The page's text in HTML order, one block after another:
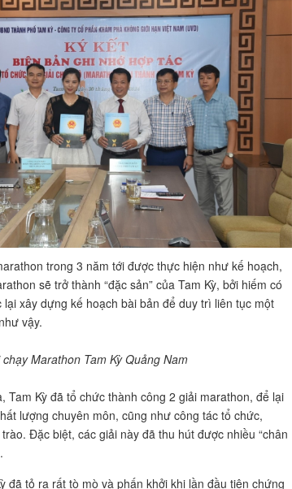
trong 3 năm tới được thực hiện như kế hoạch,
sẽ trở thành “đặc sản” của Tam Kỳ, bởi hiếm có
xây dựng kế hoạch bài bản để duy trì liên tục một
vậy.
Marathon Tam Kỳ Quảng Nam
Tam Kỳ đã tổ chức thành công 2 giải marathon, để lại
lượng chuyên môn, cũng như công tác tổ chức,
Đặc biệt, các giải này đã thu hút được nhiều “chân
đã tỏ ra rất tò mò và phấn khởi khi lần đầu tiên chứng